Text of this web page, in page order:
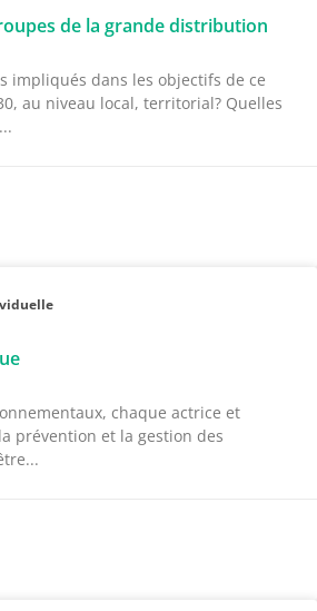
de la grande distribution
impliqués dans les objectifs de ce
au niveau local, territorial? Quelles
chaque actrice et
prévention et la gestion des